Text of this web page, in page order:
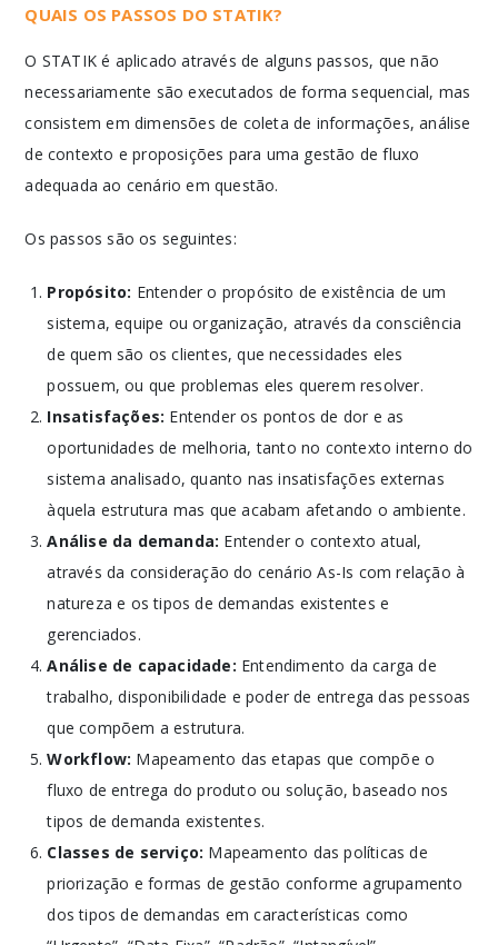
QUAIS OS PASSOS DO STATIK?
O STATIK é aplicado através de alguns passos, que não
necessariamente são executados de forma sequencial, mas
consistem em dimensões de coleta de informações, análise
de contexto e proposições para uma gestão de fluxo
adequada ao cenário em questão.
Os passos são os seguintes:
Propósito: Entender o propósito de existência de um
sistema, equipe ou organização, através da consciência
de quem são os clientes, que necessidades eles
possuem, ou que problemas eles querem resolver.
Insatisfações: Entender os pontos de dor e as
oportunidades de melhoria, tanto no contexto interno do
sistema analisado, quanto nas insatisfações externas
àquela estrutura mas que acabam afetando o ambiente.
Análise da demanda: Entender o contexto atual,
através da consideração do cenário As-Is com relação à
natureza e os tipos de demandas existentes e
gerenciados.
Análise de capacidade: Entendimento da carga de
trabalho, disponibilidade e poder de entrega das pessoas
que compõem a estrutura.
Workflow: Mapeamento das etapas que compõe o
fluxo de entrega do produto ou solução, baseado nos
tipos de demanda existentes.
Classes de serviço: Mapeamento das políticas de
priorização e formas de gestão conforme agrupamento
dos tipos de demandas em características como